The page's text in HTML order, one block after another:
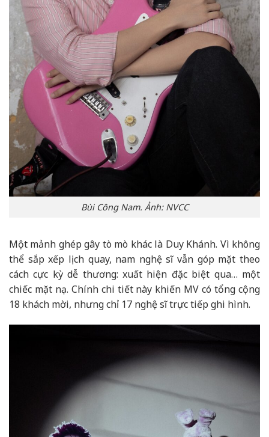
Bùi Công Nam. Ảnh: NVCC
Một mảnh ghép gây tò mò khác là Duy Khánh. Vì không
thể sắp xếp lịch quay, nam nghệ sĩ vẫn góp mặt theo
cách cực kỳ dễ thương: xuất hiện đặc biệt qua… một
chiếc mặt nạ. Chính chi tiết này khiến MV có tổng cộng
18 khách mời, nhưng chỉ 17 nghệ sĩ trực tiếp ghi hình.